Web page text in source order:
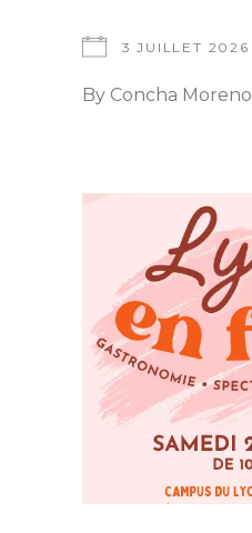
3 JUILLET 2026
By Concha Moreno